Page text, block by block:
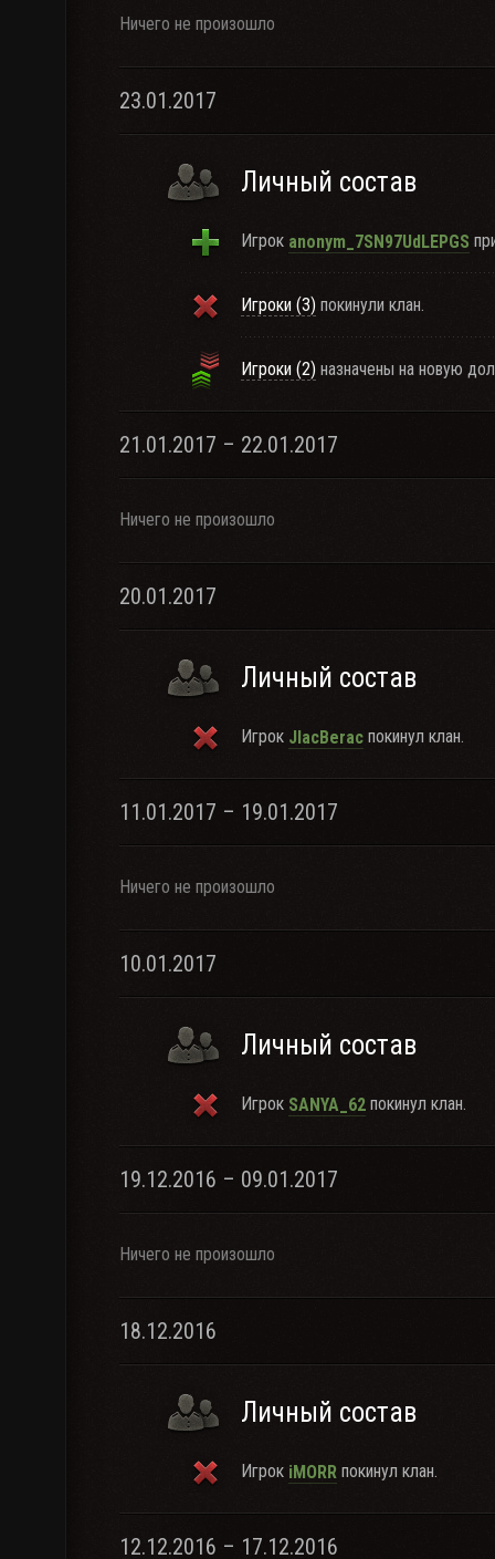
Ничего не произошло
23.01.2017
Личный состав
Игрок anonym_7SN97UdLEPGS
Игроки (3) покинули клан.
Игроки (2) назначены на новую
21.01.2017 – 22.01.2017
Ничего не произошло
20.01.2017
Личный состав
Игрок JIacBerac покинул клан.
11.01.2017 – 19.01.2017
Ничего не произошло
10.01.2017
Личный состав
Игрок SANYA_62 покинул клан.
19.12.2016 – 09.01.2017
Ничего не произошло
18.12.2016
Личный состав
Игрок iMORR покинул клан.
12.12.2016 – 17.12.2016